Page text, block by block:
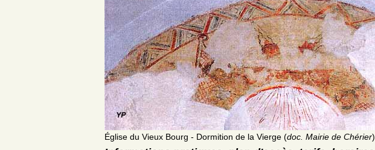
Église du Vieux Bourg - Dormition de la Vierge (doc. Mairie de Chérier)